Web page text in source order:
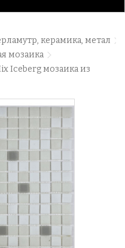
керамика, метал
мозаика
Iceberg мозаика из